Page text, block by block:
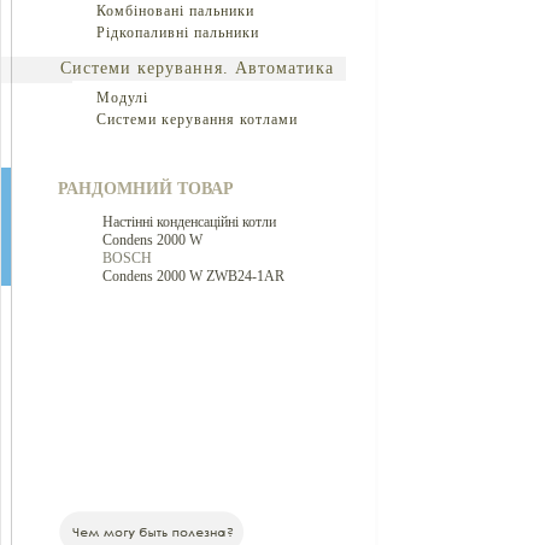
Комбіновані пальники
Рідкопаливні пальники
Системи керування. Автоматика
Модулі
Системи керування котлами
РАНДОМНИЙ ТОВАР
Настінні конденсаційні котли
Condens 2000 W
BOSCH
Condens 2000 W ZWB24-1AR